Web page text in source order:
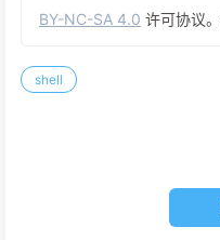
BY-NC-SA 4.0 许可协议
shell